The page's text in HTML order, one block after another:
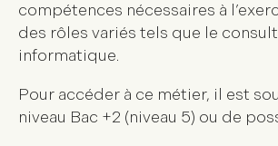
compétences nécessaires à
des rôles variés tels que le
informatique.
Pour accéder à ce métier, il est
niveau Bac +2 (niveau 5) ou de